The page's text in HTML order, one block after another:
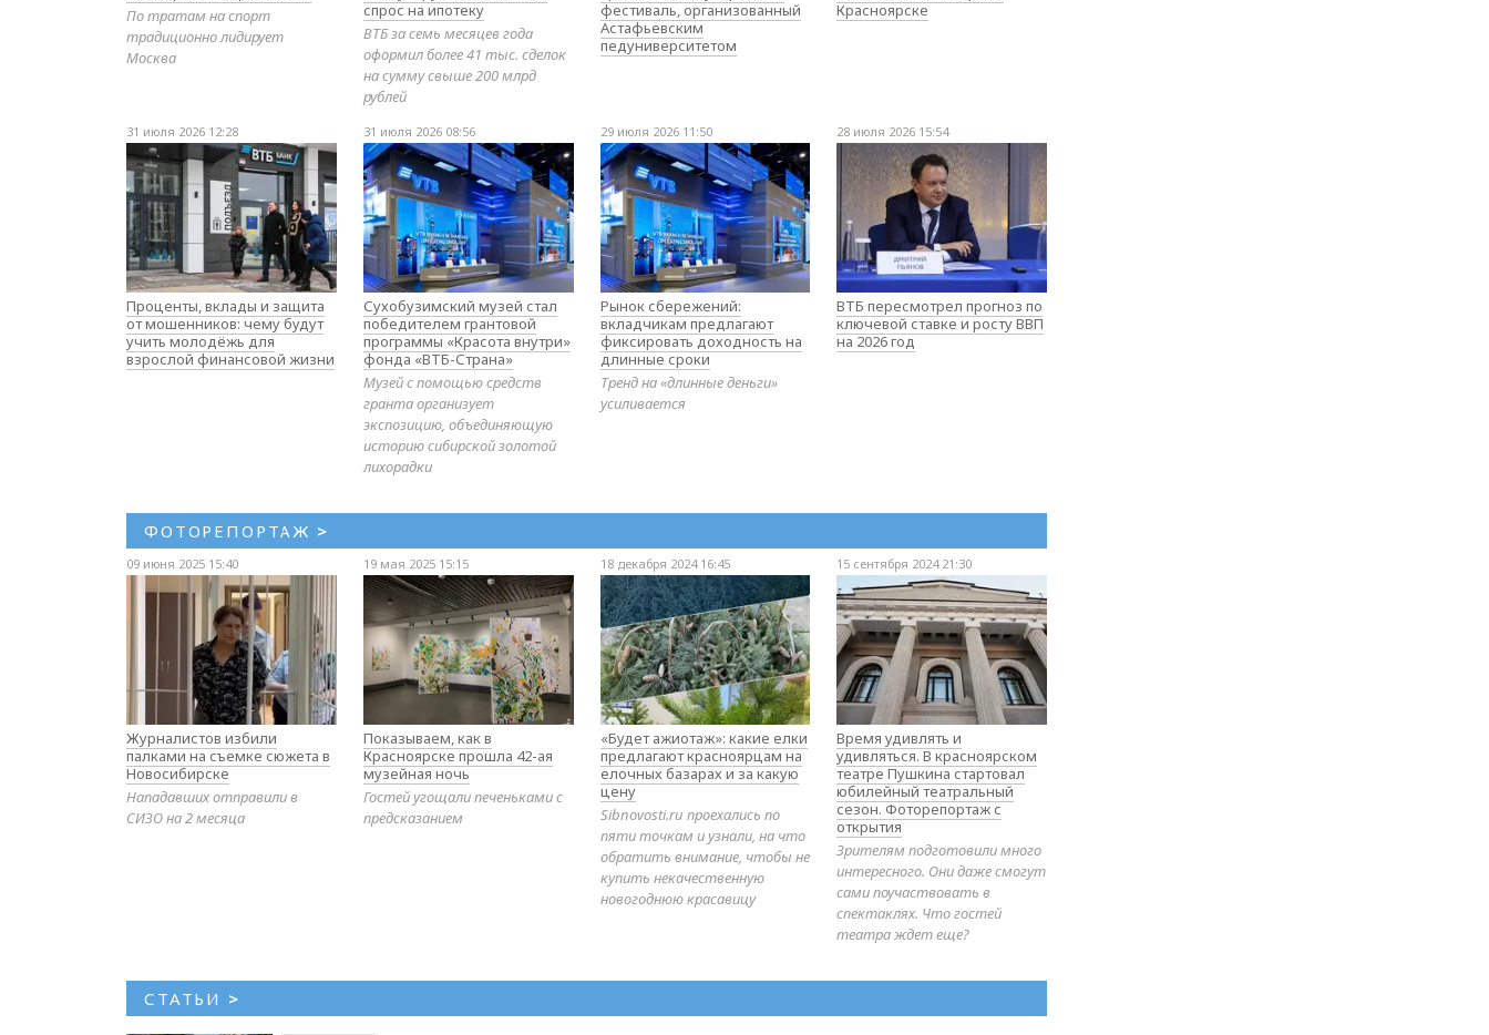
По тратам на спорт
традиционно лидирует
Москва
спрос на ипотеку
ВТБ за семь месяцев года
оформил более 41 тыс. сделок
на сумму свыше 200 млрд
рублей
фестиваль, организованный
Астафьевским
педуниверситетом
Красноярске
31 июля 2026 12:28
Проценты, вклады и защита
от мошенников: чему будут
учить молодёжь для
взрослой финансовой жизни
31 июля 2026 08:56
Сухобузимский музей стал
победителем грантовой
программы «Красота внутри»
фонда «ВТБ-Страна»
Музей с помощью средств
гранта организует
экспозицию, объединяющую
историю сибирской золотой
лихорадки
29 июля 2026 11:50
Рынок сбережений:
вкладчикам предлагают
фиксировать доходность на
длинные сроки
Тренд на «длинные деньги»
усиливается
28 июля 2026 15:54
ВТБ пересмотрел прогноз по
ключевой ставке и росту ВВП
на 2026 год
ФОТОРЕПОРТАЖ >
09 июня 2025 15:40
Журналистов избили
палками на съемке сюжета в
Новосибирске
Нападавших отправили в
СИЗО на 2 месяца
19 мая 2025 15:15
Показываем, как в
Красноярске прошла 42-ая
музейная ночь
Гостей угощали печеньками с
предсказанием
18 декабря 2024 16:45
«Будет ажиотаж»: какие елки
предлагают красноярцам на
елочных базарах и за какую
цену
Sibnovosti.ru проехались по
пяти точкам и узнали, на что
обратить внимание, чтобы не
купить некачественную
новогоднюю красавицу
15 сентября 2024 21:30
Время удивлять и
удивляться. В красноярском
театре Пушкина стартовал
юбилейный театральный
сезон. Фоторепортаж с
открытия
Зрителям подготовили много
интересного. Они даже смогут
сами поучаствовать в
спектаклях. Что гостей
театра ждет еще?
СТАТЬИ >